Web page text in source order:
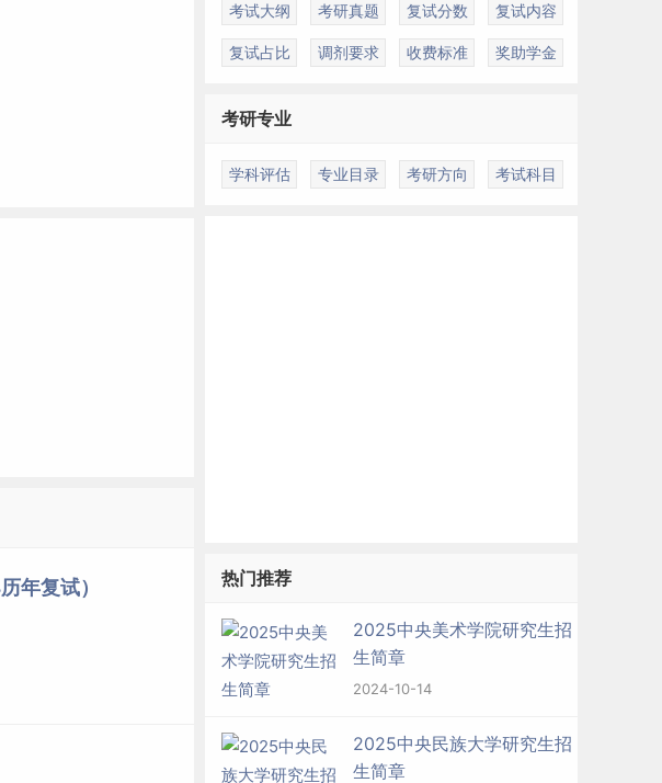
年复试）
考试大纲 考研真题 复试分数 复试内容
复试占比 调剂要求 收费标准 奖助学金
考研专业
学科评估 专业目录 考研方向 考试科目
热门推荐
2025中央美术学院研究生招
生简章
2024-10-14
2025中央民族大学研究生招
生简章